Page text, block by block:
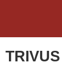
TRIVUS